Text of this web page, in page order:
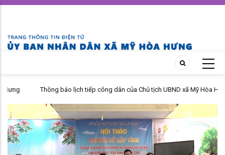
Skip
content
Thông báo lịch tiếp công dân của Chủ tịch UBND xã Mỹ Hòa Hưng
tháng 04 năm 2026